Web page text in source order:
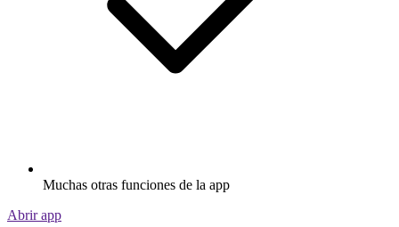
Muchas otras funciones de la app
Abrir app